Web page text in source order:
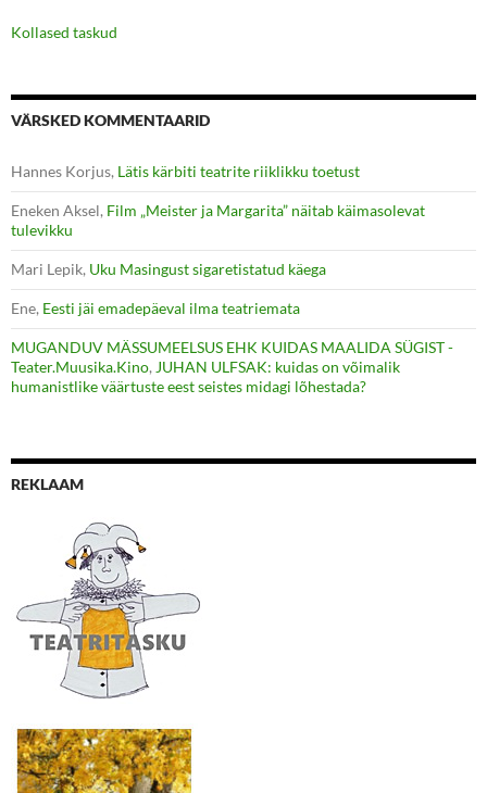
Kollased taskud
VÄRSKED KOMMENTAARID
Hannes Korjus, Lätis kärbiti teatrite riiklikku toetust
Eneken Aksel, Film „Meister ja Margarita” näitab käimasolevat
tulevikku
Mari Lepik, Uku Masingust sigaretistatud käega
Ene, Eesti jäi emadepäeval ilma teatriemata
MUGANDUV MÄSSUMEELSUS EHK KUIDAS MAALIDA SÜGIST -
Teater.Muusika.Kino, JUHAN ULFSAK: kuidas on võimalik
humanistlike väärtuste eest seistes midagi lõhestada?
REKLAAM